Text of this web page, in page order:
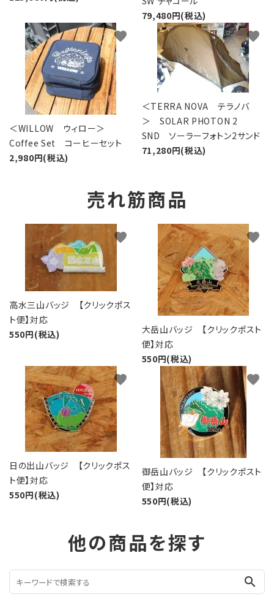
79,480円(税込)
＜WILLOW ウィロー＞
Coffee Set コーヒーセット
2,980円(税込)
favorite
＜TERRA NOVA テラノバ
＞ SOLAR PHOTON 2
SND ソーラーフォトン2サンド
71,280円(税込)
favorite
売れ筋商品
高水三山バッジ 【クリックポス
ト便】対応
550円(税込)
favorite
大岳山バッジ 【クリックポスト
便】対応
550円(税込)
favorite
日の出山バッジ 【クリックポス
ト便】対応
550円(税込)
favorite
御岳山バッジ 【クリックポスト
便】対応
550円(税込)
favorite
他の商品を探す
search